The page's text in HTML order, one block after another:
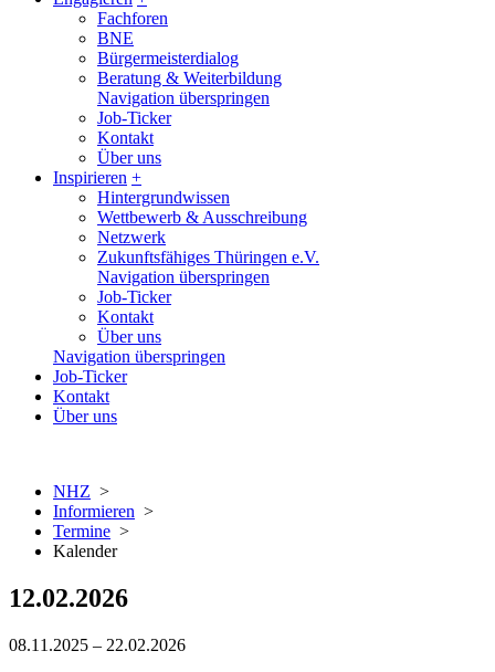
Fachforen
BNE
Bürgermeisterdialog
Beratung & Weiterbildung
Navigation überspringen
Job-Ticker
Kontakt
Über uns
Inspirieren +
Hintergrundwissen
Wettbewerb & Ausschreibung
Netzwerk
Zukunftsfähiges Thüringen e.V.
Navigation überspringen
Job-Ticker
Kontakt
Über uns
Navigation überspringen
Job-Ticker
Kontakt
Über uns
NHZ >
Informieren >
Termine >
Kalender
12.02.2026
08.11.2025 – 22.02.2026